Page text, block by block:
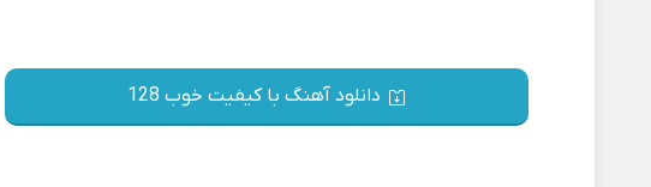
دانلود آهنگ با کیفیت خوب 128